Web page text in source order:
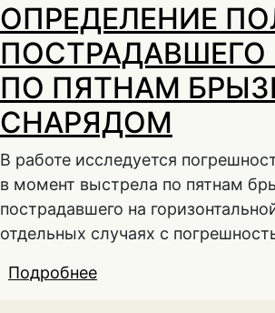
исследованию
ОПРЕДЕЛЕНИЕ
ПО ПЯТНАМ
СНАРЯДОМ
В работе исследуется
в момент выстрела по пятнам
пострадавшего на
отдельных случаях с
Подробнее